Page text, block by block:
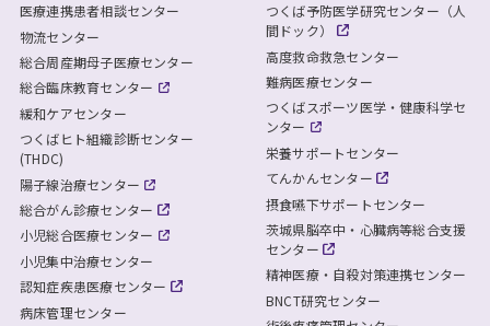
医療連携患者相談センター
物流センター
総合周産期母子医療センター
総合臨床教育センター
緩和ケアセンター
つくばヒト組織診断センター
(THDC)
陽子線治療センター
総合がん診療センター
小児総合医療センター
小児集中治療センター
認知症疾患医療センター
病床管理センター
つくば予防医学研究センター（人
間ドック）
高度救命救急センター
難病医療センター
つくばスポーツ医学・健康科学セ
ンター
栄養サポートセンター
てんかんセンター
摂食嚥下サポートセンター
茨城県脳卒中・心臓病等総合支援
センター
精神医療・自殺対策連携センター
BNCT研究センター